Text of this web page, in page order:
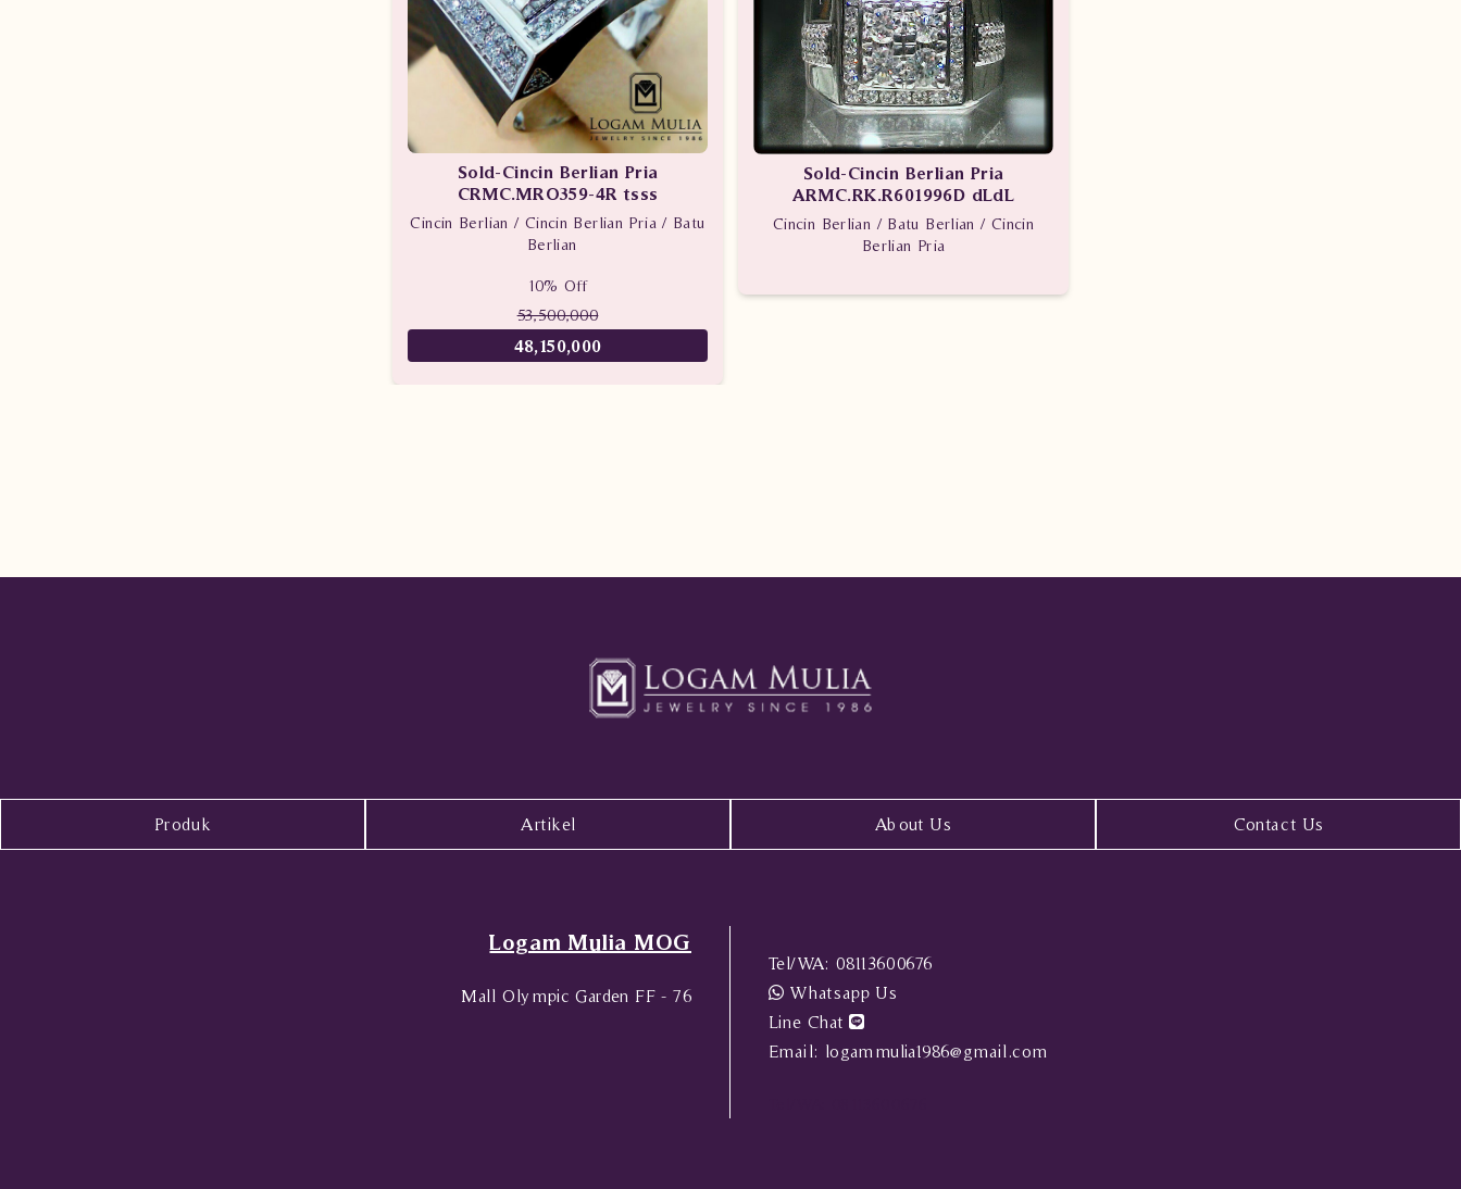
Sold-Cincin Berlian Pria
CRMC.MRO359-4R tsss
Cincin Berlian / Cincin Berlian Pria / Batu
Berlian
10% Off
53,500,000
48,150,000
Sold-Cincin Berlian Pria
ARMC.RK.R601996D dLdL
Cincin Berlian / Batu Berlian / Cincin
Berlian Pria
Produk Artikel About Us Contact Us
Logam Mulia MOG
Mall Olympic Garden FF - 76
Tel/WA: 08113600676
Whatsapp Us
Line Chat
Email: logammulia1986@gmail.com